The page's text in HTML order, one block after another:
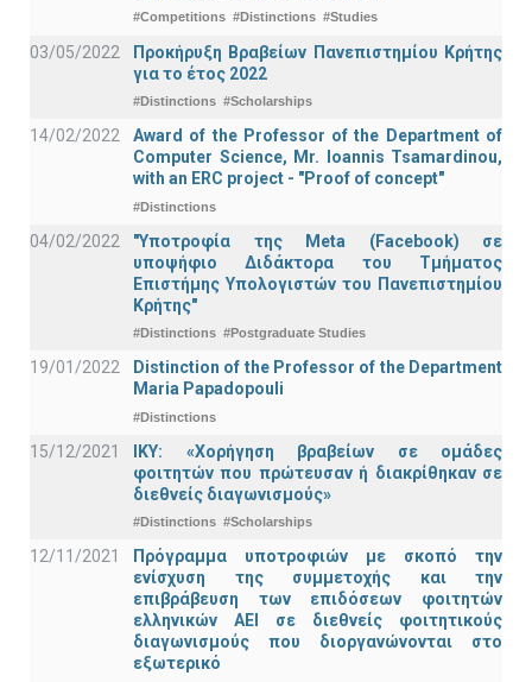
#Competitions #Distinctions #Studies
03/05/2022
Προκήρυξη Βραβείων Πανεπιστημίου Κρήτης
για το έτος 2022
#Distinctions #Scholarships
14/02/2022
Award of the Professor of the Department of
Computer Science, Mr. Ioannis Tsamardinou,
with an ERC project - "Proof of concept"
#Distinctions
04/02/2022
"Υποτροφία της Meta (Facebook) σε
υποψήφιο Διδάκτορα του Τμήματος
Επιστήμης Υπολογιστών του Πανεπιστημίου
Κρήτης"
#Distinctions #Postgraduate Studies
19/01/2022
Distinction of the Professor of the Department
Maria Papadopouli
#Distinctions
15/12/2021
IKY: «Χορήγηση βραβείων σε ομάδες
φοιτητών που πρώτευσαν ή διακρίθηκαν σε
διεθνείς διαγωνισμούς»
#Distinctions #Scholarships
12/11/2021
Πρόγραμμα υποτροφιών με σκοπό την
ενίσχυση της συμμετοχής και την
επιβράβευση των επιδόσεων φοιτητών
ελληνικών ΑΕΙ σε διεθνείς φοιτητικούς
διαγωνισμούς που διοργανώνονται στο
εξωτερικό